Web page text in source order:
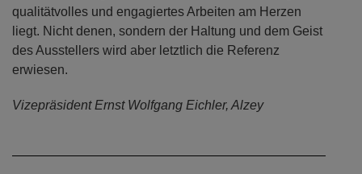
qualitätvolles und engagiertes Arbeiten am Herzen
liegt. Nicht denen, sondern der Haltung und dem Geist
des Ausstellers wird aber letztlich die Referenz
erwiesen.
Vizepräsident Ernst Wolfgang Eichler, Alzey